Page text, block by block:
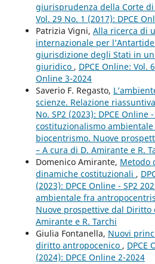
giurisprudenza della Corte
Vol. 29 No. 1 (2017): DPCE
Patrizia Vigni, Alla ricerca di
internazionale per
giurisdizione degli Stati in
giuridico , DPCE Online: Vol.
Online 3-2024
Saverio F. Regasto,
scienze. Relazione riassuntiva
No. SP2 (2023): DPCE Online
costituzionalismo
biocentrismo. Nuove
– A cura di D. Amirante e R.
Domenico Amirante, Metodo
dinamiche costituzionali ,
(2023): DPCE Online - SP2
ambientale fra
Nuove prospettive dal Diritto
Amirante e R. Tarchi
Giulia Fontanella, Nuovi
diritto antropocenico , DPCE
(2024): DPCE Online 2-2024